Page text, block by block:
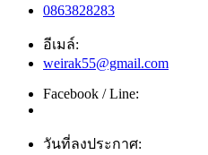
0863828283
อีเมล์:
weirak55@gmail.com
Facebook / Line:
วันที่ลงประกาศ: